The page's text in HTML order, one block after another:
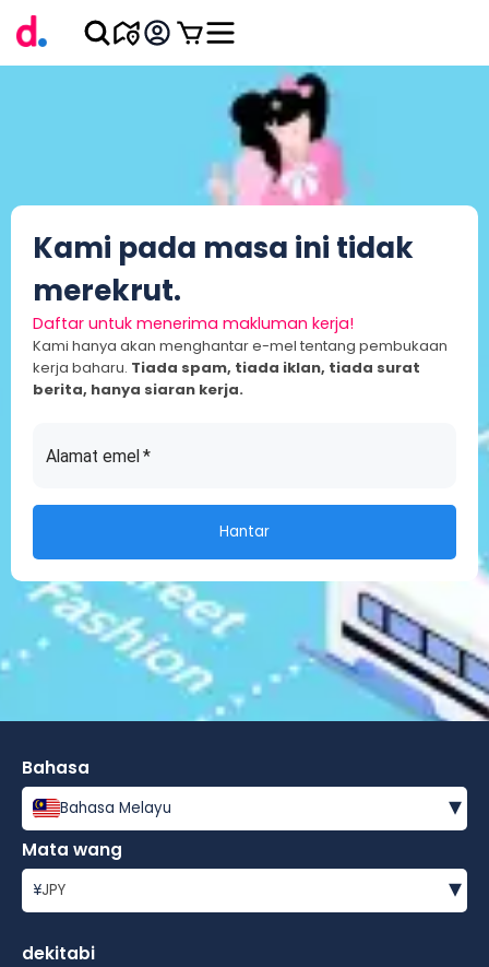
Kami pada masa ini tidak
merekrut.
Daftar untuk menerima makluman kerja!
Kami hanya akan menghantar e-mel tentang pembukaan
kerja baharu. Tiada spam, tiada iklan, tiada surat
berita, hanya siaran kerja.
Alamat emel *
Hantar
Bahasa
Bahasa Melayu ▾
Mata wang
¥JPY ▾
dekitabi